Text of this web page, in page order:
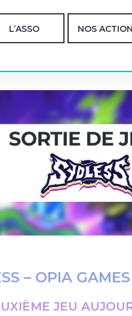
L’ASSO NOS
– OPIA GAMES
JEU